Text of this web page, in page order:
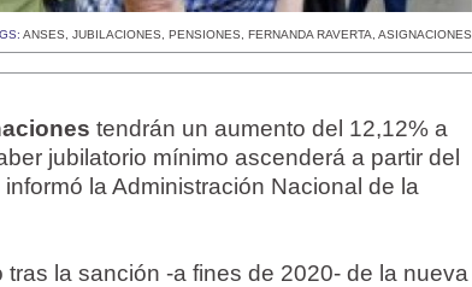
ANSES ,JUBILACIONES ,PENSIONES ,FERNANDA RAVERTA ,ASIGNACIONES
tendrán un aumento del 12,12% a
jubilatorio mínimo ascenderá a partir del
la Administración Nacional de la
la sanción -a fines de 2020- de la nueva